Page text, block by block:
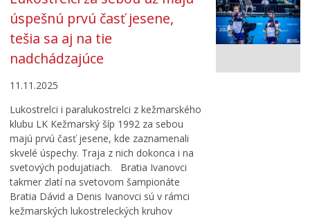
úspešnú prvú časť jesene,
tešia sa aj na tie
nadchádzajúce
11.11.2025
Lukostrelci i paralukostrelci z kežmarského
klubu LK Kežmarský šíp 1992 za sebou
majú prvú časť jesene, kde zaznamenali
skvelé úspechy. Traja z nich dokonca i na
svetových podujatiach. Bratia Ivanovci
takmer zlatí na svetovom šampionáte
Bratia Dávid a Denis Ivanovci sú v rámci
kežmarských lukostreleckých kruhov